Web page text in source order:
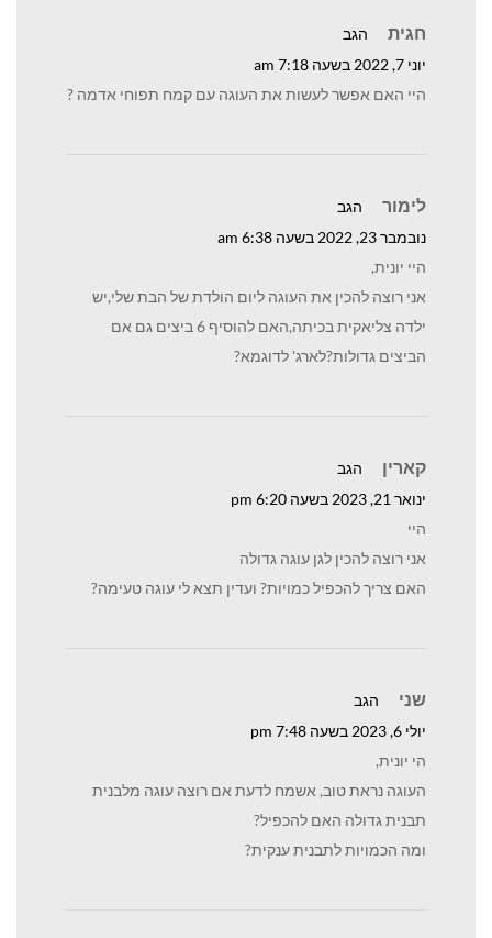
חגית
הגב
יוני 7, 2022 בשעה 7:18 am
היי האם אפשר לעשות את העוגה עם קמח תפוחי אדמה ?
לימור
הגב
נובמבר 23, 2022 בשעה 6:38 am
היי יונית,
אני רוצה להכין את העוגה ליום הולדת של הבת שלי,יש
ילדה צליאקית בכיתה,האם להוסיף 6 ביצים גם אם
הביצים גדולות?לארג' לדוגמא?
קארין
הגב
ינואר 21, 2023 בשעה 6:20 pm
היי
אני רוצה להכין לגן עוגה גדולה
האם צריך להכפיל כמויות? ועדין תצא לי עוגה טעימה?
שני
הגב
יולי 6, 2023 בשעה 7:48 pm
הי יונית,
העוגה נראת טוב, אשמח לדעת אם רוצה עוגה מלבנית
תבנית גדולה האם להכפיל?
ומה הכמויות לתבנית ענקית?